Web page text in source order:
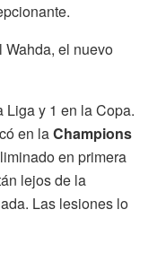
el nuevo
Liga y 1 en la Copa.
en laChampions
en primera
lejos de la
Las lesiones lo